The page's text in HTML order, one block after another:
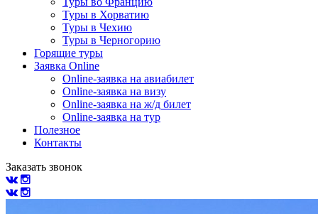
Туры в Хорватию
Туры в Чехию
Туры в Черногорию
Горящие туры
Заявка Online
Online-заявка на авиабилет
Online-заявка на визу
Online-заявка на ж/д билет
Online-заявка на тур
Полезное
Контакты
Заказать звонок